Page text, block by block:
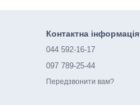
Контактна інформація
044 592-16-17
097 789-25-44
Передзвонити вам?